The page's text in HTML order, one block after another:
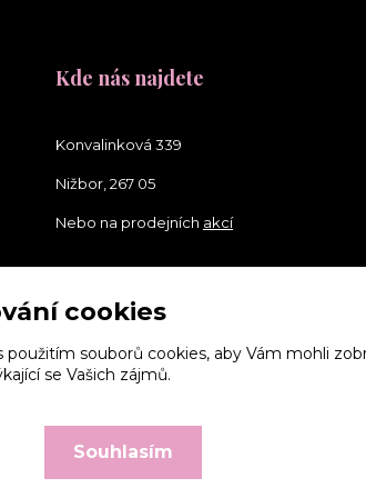
Kde nás najdete
Konvalinková 339
Nižbor, 267 05
Nebo na prodejních akcí
cookies
použitím souborů cookies, aby Vám mohli
se Vašich zájmů.
Souhlasím